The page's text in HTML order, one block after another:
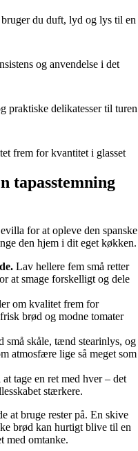
du duft, lyd og lys til en
og anvendelse i det
praktiske delikatesser til turen
frem for kvantitet i glasset
tapasstemning
for at opleve den spanske
den hjem i dit eget køkken.
Lav hellere fem små retter
at smage forskelligt og dele
om kvalitet frem for
brød og modne tomater
små skåle, tænd stearinlys, og
atmosfære lige så meget som
tage en ret med hver – det
stærkere.
at bruge rester på. En skive
brød kan hurtigt blive til en
med omtanke.